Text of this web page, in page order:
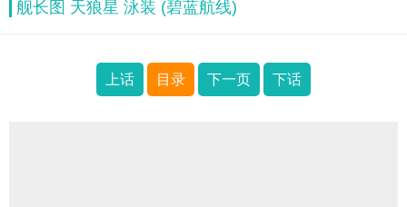
舰长图 天狼星 泳装 (碧蓝航线)
上话 目录 下一页 下话